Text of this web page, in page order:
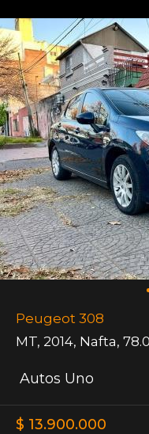
Peugeot 308
MT, 2014, Nafta,
Autos Uno
$ 13.900.000